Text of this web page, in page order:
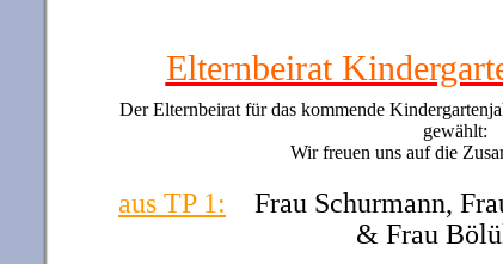
Elternbeirat
Der Elternbeirat für das kommende
gewählt:
Wir freuen uns auf die
aus TP 1:
Frau Schurmann,
& Frau